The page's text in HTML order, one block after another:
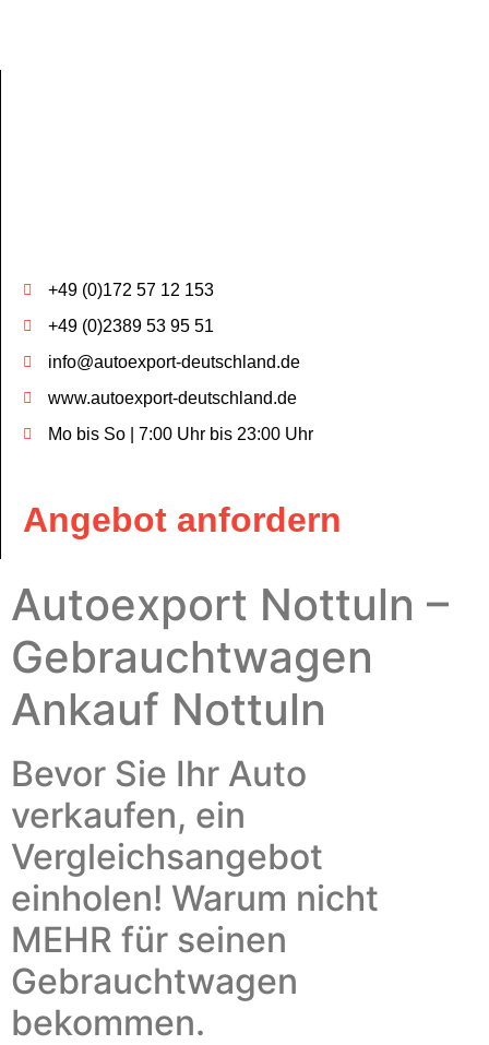
+49 (0)172 57 12 153
+49 (0)2389 53 95 51
info@autoexport-deutschland.de
www.autoexport-deutschland.de
Mo bis So | 7:00 Uhr bis 23:00 Uhr
Angebot anfordern
Autoexport Nottuln –
Gebrauchtwagen
Ankauf Nottuln
Bevor Sie Ihr Auto
verkaufen, ein
Vergleichsangebot
einholen! Warum nicht
MEHR für seinen
Gebrauchtwagen
bekommen.